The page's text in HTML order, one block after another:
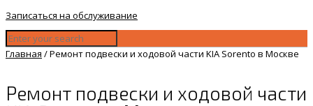
Записаться на обслуживание
Главная /Ремонт подвески и ходовой части KIA Sorento в Москве
Ремонт подвески и ходовой части